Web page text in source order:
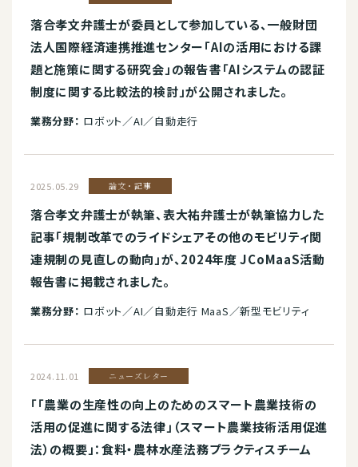
落合孝文弁護士が委員として参加している、一般財団
法人国際経済連携推進センター「AIの活用における課
題と施策に関する研究会」の報告書「AIシステムの認証
制度に関する比較法的検討」が公開されました。
業務分野： ロボット／AI／自動走行
2025.05.29 論文・記事
落合孝文弁護士が執筆、表大祐弁護士が執筆協力した
記事「規制改革でのライドシェアその他のモビリティ関
連規制の見直しの動向」が、2024年度 JCoMaaS活動
報告書に掲載されました。
業務分野： ロボット／AI／自動走行 MaaS／新型モビリティ
2024.11.01 ニューズレター
「「農業の生産性の向上のためのスマート農業技術の
活用の促進に関する法律」（スマート農業技術活用促進
法）の概要」：食料・農林水産法務プラクティスチーム